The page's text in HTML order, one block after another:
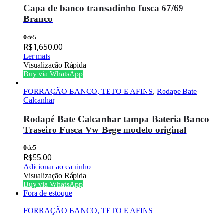
Capa de banco transadinho fusca 67/69
Branco
0de 5
R$1,650.00
Ler mais
Visualização Rápida
Buy via WhatsApp
FORRAÇÃO BANCO, TETO E AFINS, Rodape Bate
Calcanhar
Rodapé Bate Calcanhar tampa Bateria Banco
Traseiro Fusca Vw Bege modelo original
0de 5
R$55.00
Adicionar ao carrinho
Visualização Rápida
Buy via WhatsApp
Fora de estoque
FORRAÇÃO BANCO, TETO E AFINS